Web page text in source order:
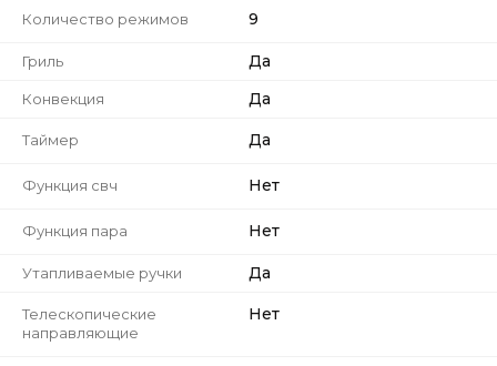
Количество режимов 9
Гриль Да
Конвекция Да
Таймер Да
Функция свч Нет
Функция пара Нет
Утапливаемые ручки Да
Телескопические
направляющие
Нет